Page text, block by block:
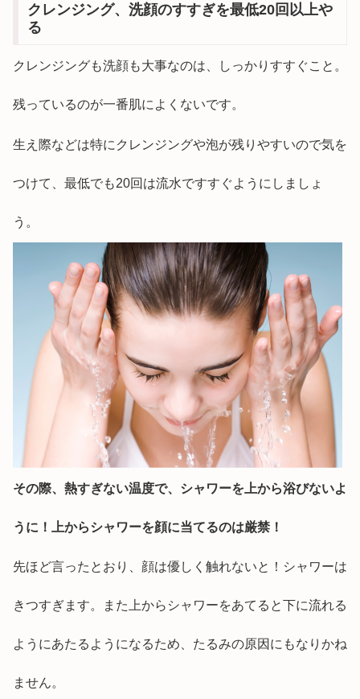
クレンジング、洗顔のすすぎを最低20回以上や
る
クレンジングも洗顔も大事なのは、しっかりすすぐこと。
残っているのが一番肌によくないです。
生え際などは特にクレンジングや泡が残りやすいので気を
つけて、最低でも20回は流水ですすぐようにしましょ
う。
その際、熱すぎない温度で、シャワーを上から浴びないよ
うに！上からシャワーを顔に当てるのは厳禁！
先ほど言ったとおり、顔は優しく触れないと！シャワーは
きつすぎます。また上からシャワーをあてると下に流れる
ようにあたるようになるため、たるみの原因にもなりかね
ません。